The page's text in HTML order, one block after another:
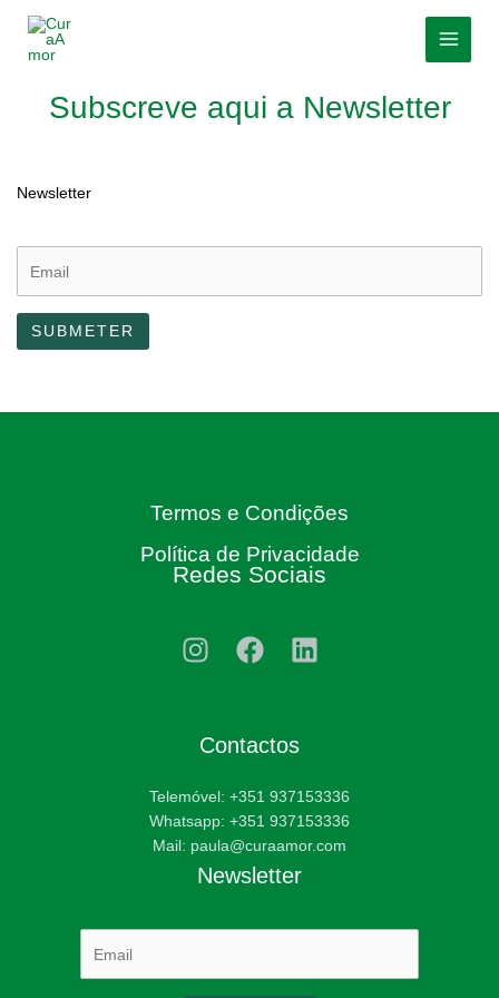
content
Subscreve aqui a Newsletter
Newsletter
Termos e Condições
Política de Privacidade
Redes Sociais
Contactos
Telemóvel: +351 937153336
Whatsapp: +351 937153336
Mail: paula@curaamor.com
Newsletter